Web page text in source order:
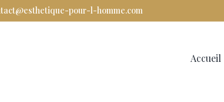
pour-l-homme.com
Accueil